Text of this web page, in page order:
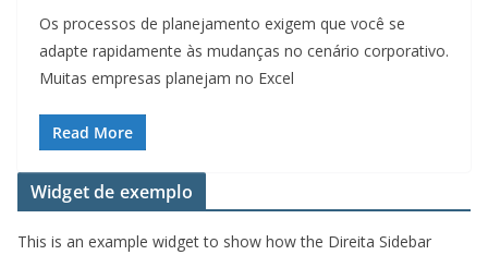
Os processos de planejamento exigem que você se
adapte rapidamente às mudanças no cenário corporativo.
Muitas empresas planejam no Excel
Read More
Widget de exemplo
This is an example widget to show how the Direita Sidebar